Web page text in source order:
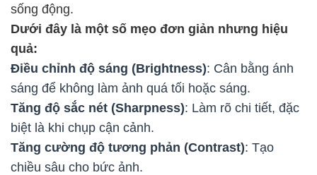
sống động.
Dưới đây là một số mẹo đơn giản nhưng hiệu
quả:
Điều chỉnh độ sáng (Brightness): Cân bằng ánh
sáng để không làm ảnh quá tối hoặc sáng.
Tăng độ sắc nét (Sharpness): Làm rõ chi tiết, đặc
biệt là khi chụp cận cảnh.
Tăng cường độ tương phản (Contrast): Tạo
chiều sâu cho bức ảnh.